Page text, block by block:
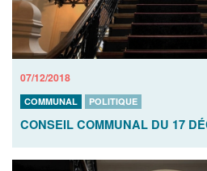
07/12/2018
COMMUNAL POLITIQUE
CONSEIL COMMUNAL DU 17